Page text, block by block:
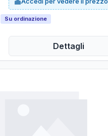
Su ordinazione
Dettagli